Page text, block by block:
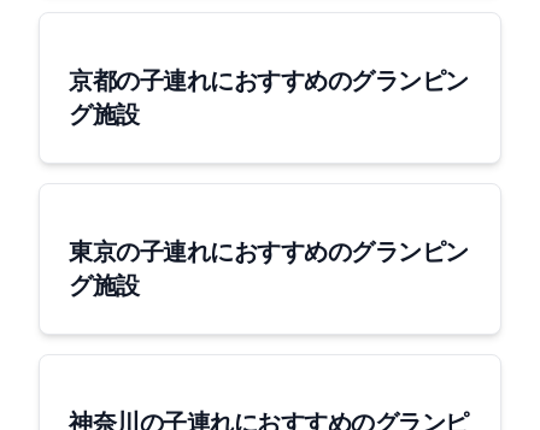
京都の子連れにおすすめのグランピン
グ施設
東京の子連れにおすすめのグランピン
グ施設
神奈川の子連れにおすすめのグランピ